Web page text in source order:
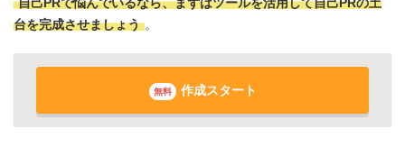
自己PRで悩んでいるなら、まずはツールを活用して自己PRの土
台を完成させましょう 。
無料 作成スタート